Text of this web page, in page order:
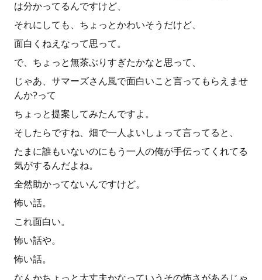
は分かってるんですけど、
それにしても、ちょっとかわいそうだけど、
面白くねえなって思って。
で、ちょっと無茶ぶりすぎたかなと思って、
じゃあ、サマーズさん風で面白いこと言ってもらえませ
んか?って
ちょっと提案してみたんですよ。
そしたらですね、畑で一人よいしょって言ってると、
たまに誰もいないのにもう一人の俺が手伝ってくれてる
気がするんだよね。
全然助かってないんですけど。
怖い話。
これ面白い。
怖い話や。
怖い話。